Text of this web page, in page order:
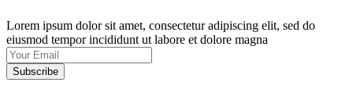
Lorem ipsum dolor sit amet, consectetur adipiscing elit, sed do
eiusmod tempor incididunt ut labore et dolore magna
Subscribe